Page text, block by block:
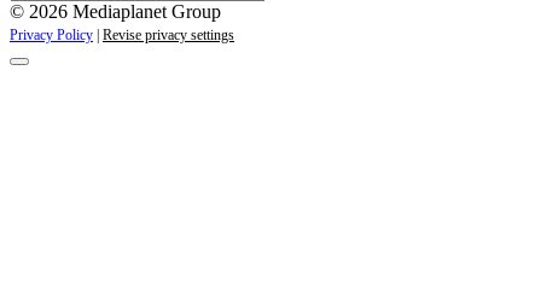
© 2026 Mediaplanet Group
Privacy Policy Revise privacy settings